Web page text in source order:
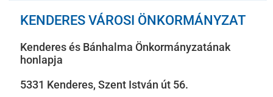
KENDERES VÁROSI ÖNKORMÁNYZAT
Kenderes és Bánhalma Önkormányzatának
honlapja
5331 Kenderes, Szent István út 56.